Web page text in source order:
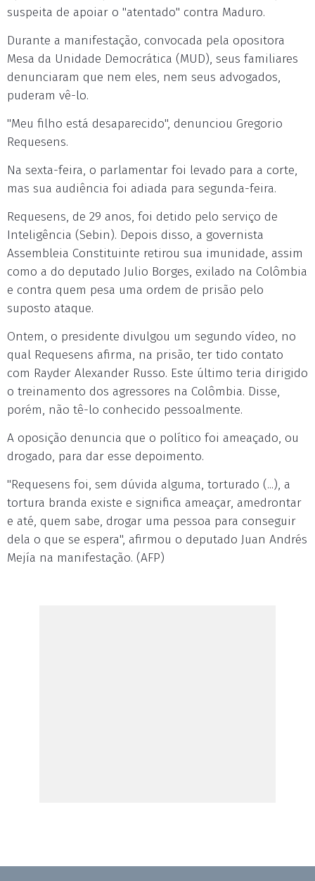
suspeita de apoiar o "atentado" contra Maduro.
Durante a manifestação, convocada pela opositora
Mesa da Unidade Democrática (MUD), seus familiares
denunciaram que nem eles, nem seus advogados,
puderam vê-lo.
"Meu filho está desaparecido", denunciou Gregorio
Requesens.
Na sexta-feira, o parlamentar foi levado para a corte,
mas sua audiência foi adiada para segunda-feira.
Requesens, de 29 anos, foi detido pelo serviço de
Inteligência (Sebin). Depois disso, a governista
Assembleia Constituinte retirou sua imunidade, assim
como a do deputado Julio Borges, exilado na Colômbia
e contra quem pesa uma ordem de prisão pelo
suposto ataque.
Ontem, o presidente divulgou um segundo vídeo, no
qual Requesens afirma, na prisão, ter tido contato
com Rayder Alexander Russo. Este último teria dirigido
o treinamento dos agressores na Colômbia. Disse,
porém, não tê-lo conhecido pessoalmente.
A oposição denuncia que o político foi ameaçado, ou
drogado, para dar esse depoimento.
"Requesens foi, sem dúvida alguma, torturado (...), a
tortura branda existe e significa ameaçar, amedrontar
e até, quem sabe, drogar uma pessoa para conseguir
dela o que se espera", afirmou o deputado Juan Andrés
Mejía na manifestação. (AFP)